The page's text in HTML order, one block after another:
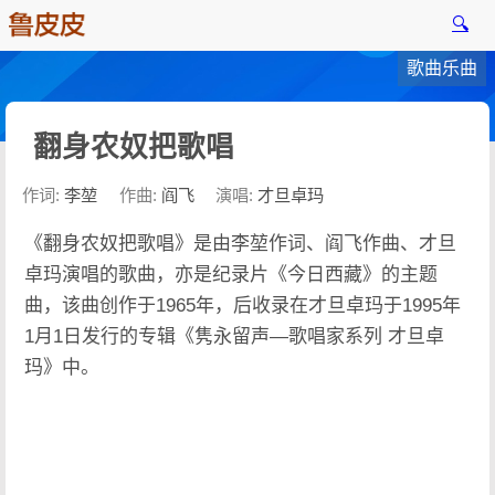
🔍
歌曲乐曲
翻身农奴把歌唱
作词: 李堃 作曲: 阎飞 演唱: 才旦卓玛
《翻身农奴把歌唱》是由李堃作词、阎飞作曲、才旦
卓玛演唱的歌曲，亦是纪录片《今日西藏》的主题
曲，该曲创作于1965年，后收录在才旦卓玛于1995年
1月1日发行的专辑《隽永留声—歌唱家系列 才旦卓
玛》中。